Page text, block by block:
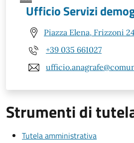
Ufficio Servizi
Piazza Elena, Frizzoni
+39 035 661027
Strumenti di
Tutela amministrativa